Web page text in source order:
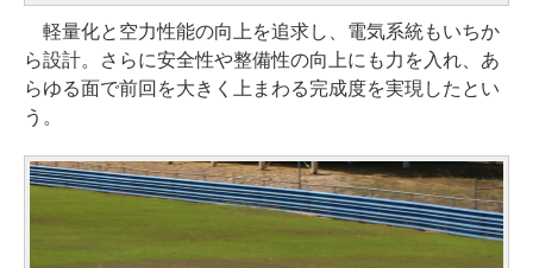
軽量化と空力性能の向上を追求し、電気系統もいちか
ら設計。さらに安全性や整備性の向上にも力を入れ、あ
らゆる面で前回を大きく上まわる完成度を実現したとい
う。